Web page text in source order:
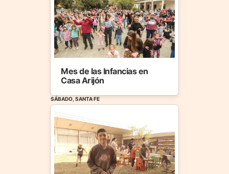
Mes de las Infancias en
Casa Arijón
SÁBADO, SANTA FE